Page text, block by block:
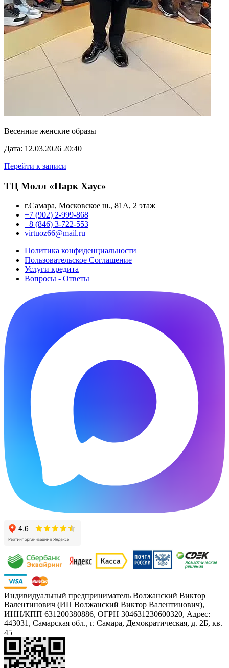
Весенние женские образы
Дата: 12.03.2026 20:40
Перейти к записи
ТЦ Молл «Парк Хаус»
г.Самара, Московское ш., 81А, 2 этаж
+7 (902) 2-999-868
+8 (846) 3-722-553
virtuoz66@mail.ru
Политика конфиденциальности
Пользовательское Cоглашение
Услуги кредита
Вопросы - Ответы
Индивидуальный предприниматель Волжанский Виктор
Валентинович (ИП Волжанский Виктор Валентинович),
ИНН/КПП 631200380886, ОГРН 304631230600320, Адрес:
443031, Самарская обл., г. Самара, Демократическая, д. 2Б, кв.
45